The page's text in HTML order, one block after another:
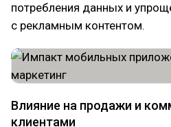
потребления данных и
с рекламным контентом.
Влияние на продажи и
клиентами